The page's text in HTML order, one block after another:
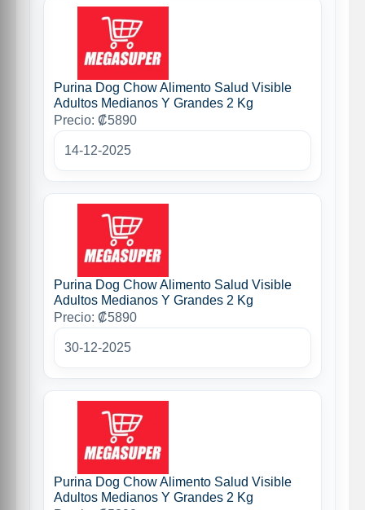
Purina Dog Chow Alimento Salud Visible
Adultos Medianos Y Grandes 2 Kg
Precio: ₡5890
14-12-2025
Purina Dog Chow Alimento Salud Visible
Adultos Medianos Y Grandes 2 Kg
Precio: ₡5890
30-12-2025
Purina Dog Chow Alimento Salud Visible
Adultos Medianos Y Grandes 2 Kg